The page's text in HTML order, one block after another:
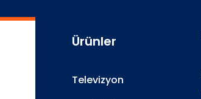
Ürünler
Televizyon